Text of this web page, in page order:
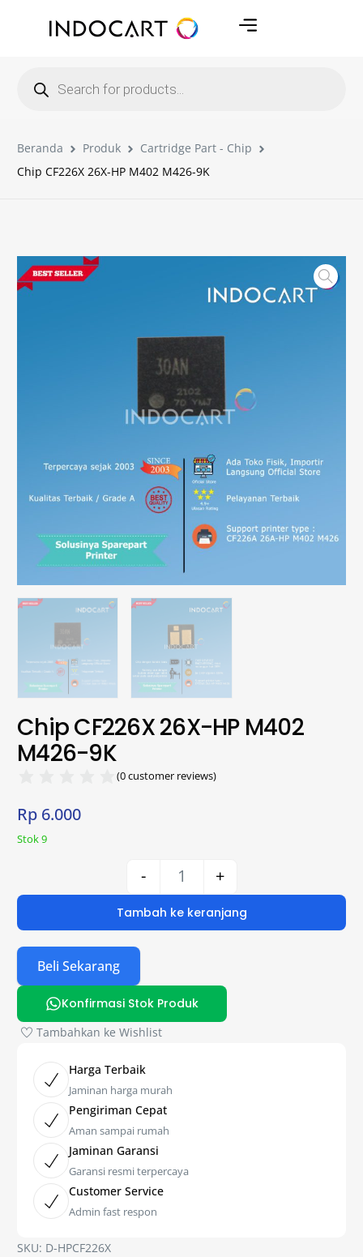
Beranda Produk
Cartridge Part - Chip
Chip CF226X 26X-HP M402 M426-9K
Chip CF226X 26X-HP M402
M426-9K
(0customer reviews)
Rp 6.000
Stok 9
- +
Tambah ke keranjang
Beli Sekarang
Konfirmasi Stok Produk
Tambahkan ke Wishlist
Harga Terbaik
Jaminan harga murah
Pengiriman Cepat
Aman sampai rumah
Jaminan Garansi
Garansi resmi terpercaya
Customer Service
Admin fast respon
SKU: D-HPCF226X